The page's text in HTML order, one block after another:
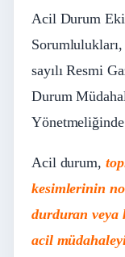
Acil Durum
sayılı Resmi
Durum
Acil durum,
kesimlerinin
durduran veya
acil